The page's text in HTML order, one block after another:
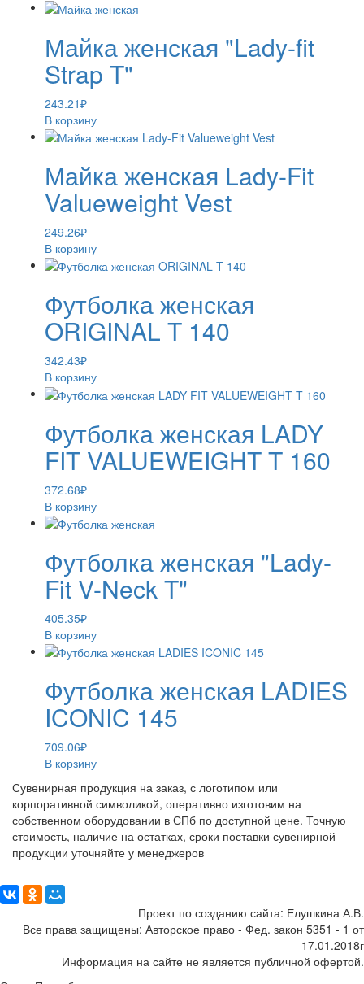
Майка женская "Lady-fit
Strap T"
243.21₽
В корзину
Майка женская Lady-Fit
Valueweight Vest
249.26₽
В корзину
Футболка женская
ORIGINAL T 140
342.43₽
В корзину
Футболка женская LADY
FIT VALUEWEIGHT T 160
372.68₽
В корзину
Футболка женская "Lady-
Fit V-Neck T"
405.35₽
В корзину
Футболка женская LADIES
ICONIC 145
709.06₽
В корзину
Сувенирная продукция на заказ, с логотипом или
корпоративной символикой, оперативно изготовим на
собственном оборудовании в СПб по доступной цене. Точную
стоимость, наличие на остатках, сроки поставки сувенирной
продукции уточняйте у менеджеров
Проект по созданию сайта: Елушкина А.В.
Все права защищены: Авторское право - Фед. закон 5351 - 1 от
17.01.2018г
Информация на сайте не является публичной офертой.